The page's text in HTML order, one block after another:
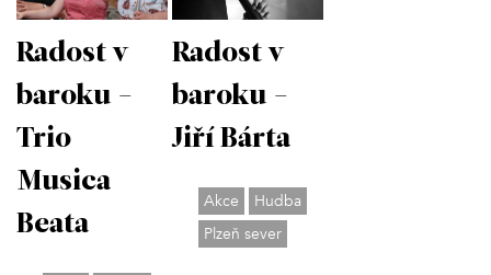
Radost v
baroku -
Trio
Musica
Beata
Radost v
baroku -
Jiří Bárta
Akce
Hudba
Plzeň sever